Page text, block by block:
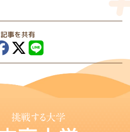
記事を共有